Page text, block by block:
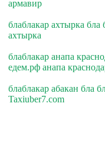
армавир
блаблакар ахтырка
ахтырка
блаблакар анапа
едем.рф анапа
блаблакар абакан бла
Taxiuber7.com